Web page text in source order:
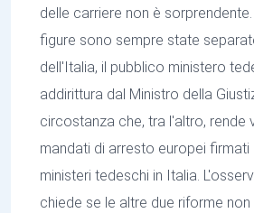
delle carriere non è
figure sono sempre state
dell'Italia, il pubblico ministero
addirittura dal Ministro della
circostanza che, tra l'altro, rende
mandati di arresto europei firmati
ministeri tedeschi in Italia.
chiede se le altre due riforme non